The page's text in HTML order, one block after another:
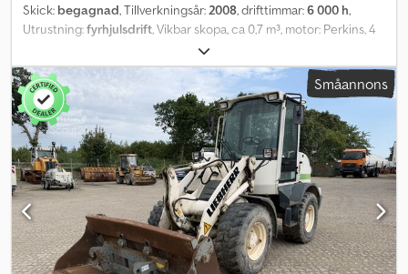
Skick: begagnad, Tillverkningsår:2008, drifttimmar:6 000 h,
Utrustning:fyrhjulsdrift, Vikbar skopa, ca 0,7 m³, motor: Perkins, 4
cylindrar, hydrauliskt snabbkopplingssystem, 3:e hydraulkrets,
pallgaffel, belysning, 20 km/h, driftstimmar: 6000, fordonet kan
förses med reklam och/eller text. SI87056 Vårt erbjudande
inkluderar i allmänhet inte en ny besiktning. Om en ny besiktning
önskas, lämnar vi gärna ett erbjudande från våra
samarbetspartners verkstäder! Fordonet kan förses med reklam
och/eller text. Våra allmänna leverans- och betalningsvillkor gäller.
Dcodpfezr A Rmox Apvsk Vi hjälper dig gärna med att upprätta ett
finansierings- eller leasingerbjudande för detta fordon. Kontakta
oss!
Småannons